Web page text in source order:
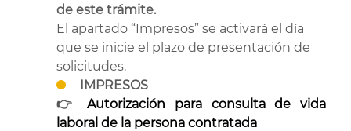
de este trámite.
El apartado “Impresos” se activará el día
que se inicie el plazo de presentación de
solicitudes.
IMPRESOS
👉
Autorización para consulta de vida
laboral de la persona contratada